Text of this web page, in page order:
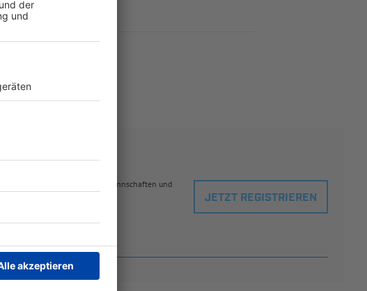
an deinen Lieblingsspielern, Mannschaften und
JETZT REGISTRIEREN